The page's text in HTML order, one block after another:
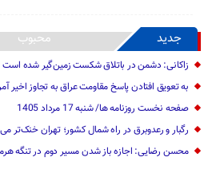
جدید محبوب
زاکانی: دشمن در باتلاق شکست زمین‌گیر شده است
به تعویق افتادن پاسخ مقاومت عراق به تجاوز اخیر
صفحه نخست روزنامه ها/ شنبه 17 مرداد 1405
رگبار و رعدوبرق در راه شمال کشور؛ تهران خنک‌تر
محسن رضایی: اجازه باز شدن مسیر دوم در تنگه